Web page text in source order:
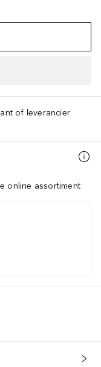
of leverancier
online assortiment